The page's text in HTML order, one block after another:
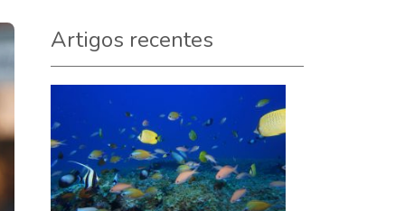
Artigos recentes